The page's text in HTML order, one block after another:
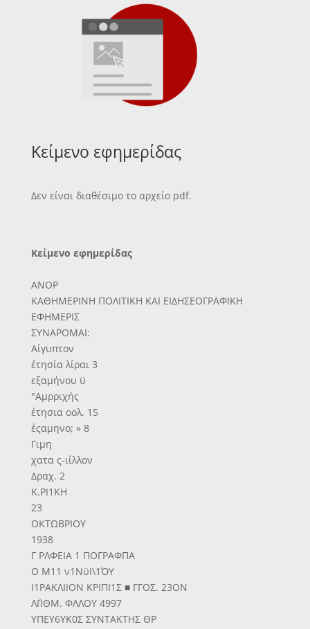
Κείμενο εφημερίδας
Δεν είναι διαθέσιμο το αρχείο pdf.
Κείμενο εφημερίδας
ΑΝΟΡ
ΚΑΘΗΜΕΡΙΝΗ ΠΟΛΙΤΙΚΗ ΚΑΙ ΕΙΔΗΣΕΟΓΡΑΦΙΚΗ
ΕΦΗΜΕΡΙΣ
ΣΥΝΑΡΟΜΑΙ:
Αίγυπτον
έτησία λίραι 3
εξαμήνου ϋ
"Αμρριχής
έτησια οολ. 15
έςαμηνο; » 8
Γιμη
χατα ς-ιίλλον
Δραχ. 2
Κ.ΡΙ1ΚΗ
23
ΟΚΤΩΒΡΙΟΥ
1938
Γ ΡΛΦΕΙΑ 1 ΠΟΓΡΑΦΠΑ
Ο Μ11 ν1ΝϋΙ\1ΌΥ
Ι1ΡΑΚΛΙΙΟΝ ΚΡΙΠΙ1Σ ■ ΓΓΟΣ. 23ΟΝ
ΛΙΊΘΜ. ΦΛΛΟΥ 4997
ΥΠΕΥ6ΥΚ0Σ ΣΥΝΤΑΚΤΗΣ ΘΡ